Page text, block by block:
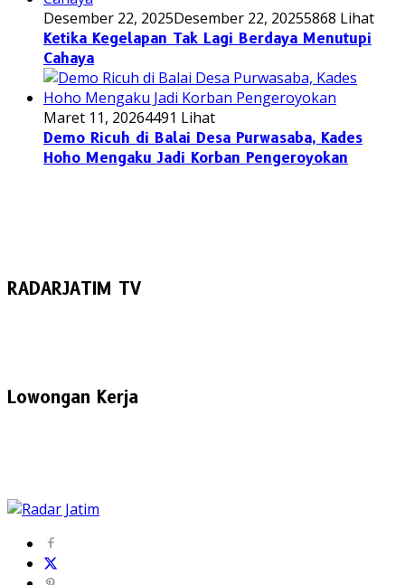
Desember 22, 2025Desember 22, 20255868 Lihat
Ketika Kegelapan Tak Lagi Berdaya Menutupi
Cahaya
Maret 11, 20264491 Lihat
Demo Ricuh di Balai Desa Purwasaba, Kades
Hoho Mengaku Jadi Korban Pengeroyokan
RADARJATIM TV
Lowongan Kerja